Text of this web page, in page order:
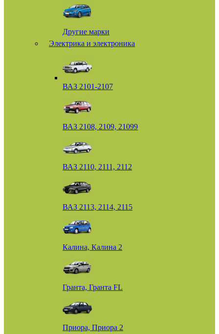
Другие марки
Электрика и электроника
ВАЗ 2101-2107
ВАЗ 2108, 2109, 21099
ВАЗ 2110, 2111, 2112
ВАЗ 2113, 2114, 2115
Калина, Калина 2
Гранта, Гранта FL
Приора, Приора 2